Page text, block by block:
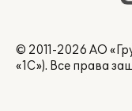
© 2011-2026 АО
«1С»). Все права